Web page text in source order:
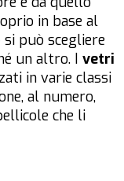
in base al
può scegliere
un altro. I vetri
in varie classi
al numero,
che li